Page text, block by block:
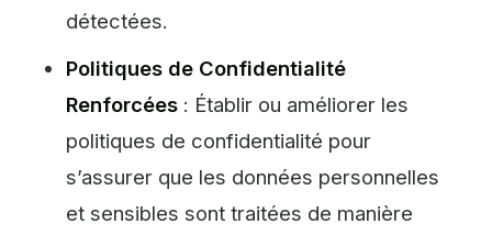
détectées.
Politiques de Confidentialité
Renforcées : Établir ou améliorer les
politiques de confidentialité pour
s’assurer que les données personnelles
et sensibles sont traitées de manière